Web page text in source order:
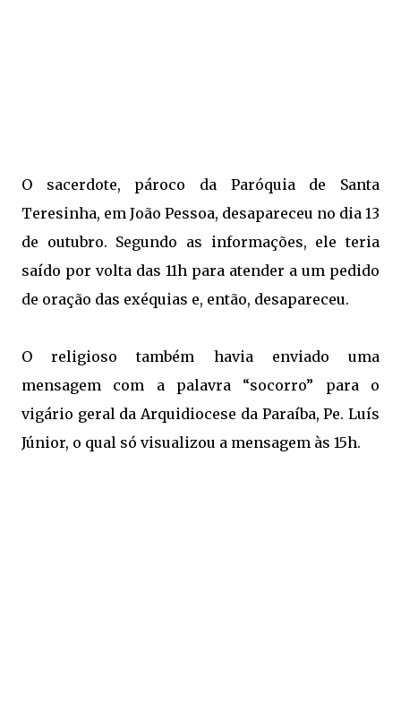
O sacerdote, pároco da Paróquia de Santa
Teresinha, em João Pessoa, desapareceu no dia 13
de outubro. Segundo as informações, ele teria
saído por volta das 11h para atender a um pedido
de oração das exéquias e, então, desapareceu.
O religioso também havia enviado uma
mensagem com a palavra “socorro” para o
vigário geral da Arquidiocese da Paraíba, Pe. Luís
Júnior, o qual só visualizou a mensagem às 15h.